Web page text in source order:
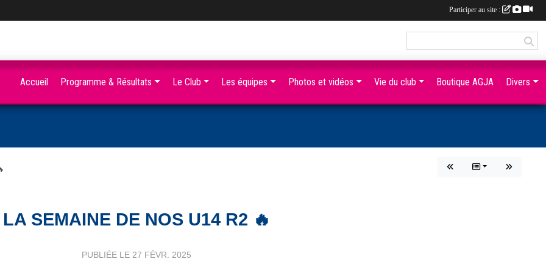
LA SEMAINE DE NOS U14 R2 🔥
PUBLIÉE LE 27 FÉVR. 2025
Accueil Programme & Résultats Le Club Les équipes Photos et vidéos Vie du club Boutique AGJA Divers
Participer au site :